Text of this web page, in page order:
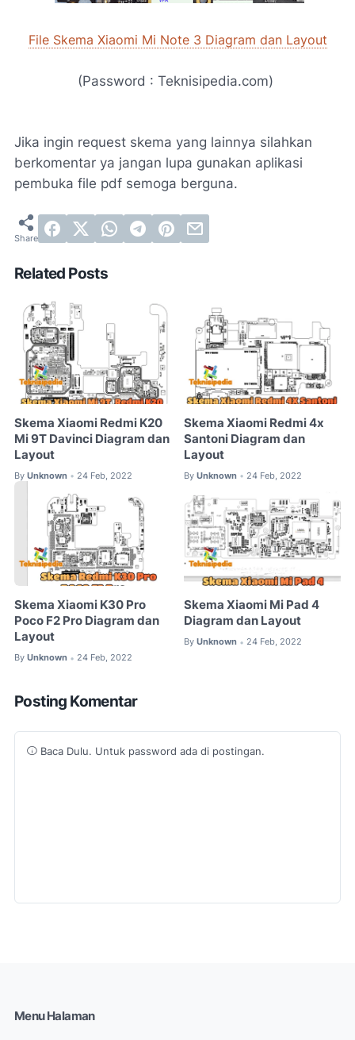
File Skema Xiaomi Mi Note 3 Diagram dan Layout
(Password : Teknisipedia.com)
Jika ingin request skema yang lainnya silahkan
berkomentar ya jangan lupa gunakan aplikasi
pembuka file pdf semoga berguna.
Related Posts
Skema Xiaomi Redmi K20
Mi 9T Davinci Diagram dan
Layout
By Unknown • 24 Feb, 2022
Skema Xiaomi Redmi 4x
Santoni Diagram dan
Layout
By Unknown • 24 Feb, 2022
Skema Xiaomi K30 Pro
Poco F2 Pro Diagram dan
Layout
By Unknown • 24 Feb, 2022
Skema Xiaomi Mi Pad 4
Diagram dan Layout
By Unknown • 24 Feb, 2022
Posting Komentar
Baca Dulu. Untuk password ada di postingan.
Menu Halaman